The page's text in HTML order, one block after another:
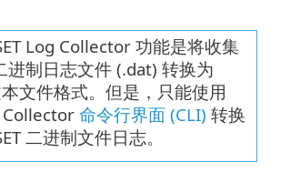
Log Collector 功能是将收集
进制日志文件 (.dat) 转换为
文件格式。但是，只能使用
Collector命令行界面 (CLI) 转换
二进制文件日志。